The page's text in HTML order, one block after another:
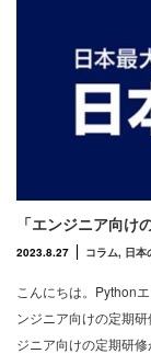
「エンジニア向け
2023.8.27 コラム, 日本
こんにちは。Python
ンジニア向けの定期
ジニア向けの定期研